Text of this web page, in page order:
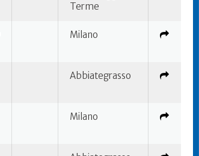
Terme
Milano
Abbiategrasso
Milano